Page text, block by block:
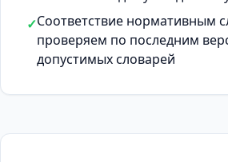
✓Соответствие нормативным
проверяем по последним
допустимых словарей